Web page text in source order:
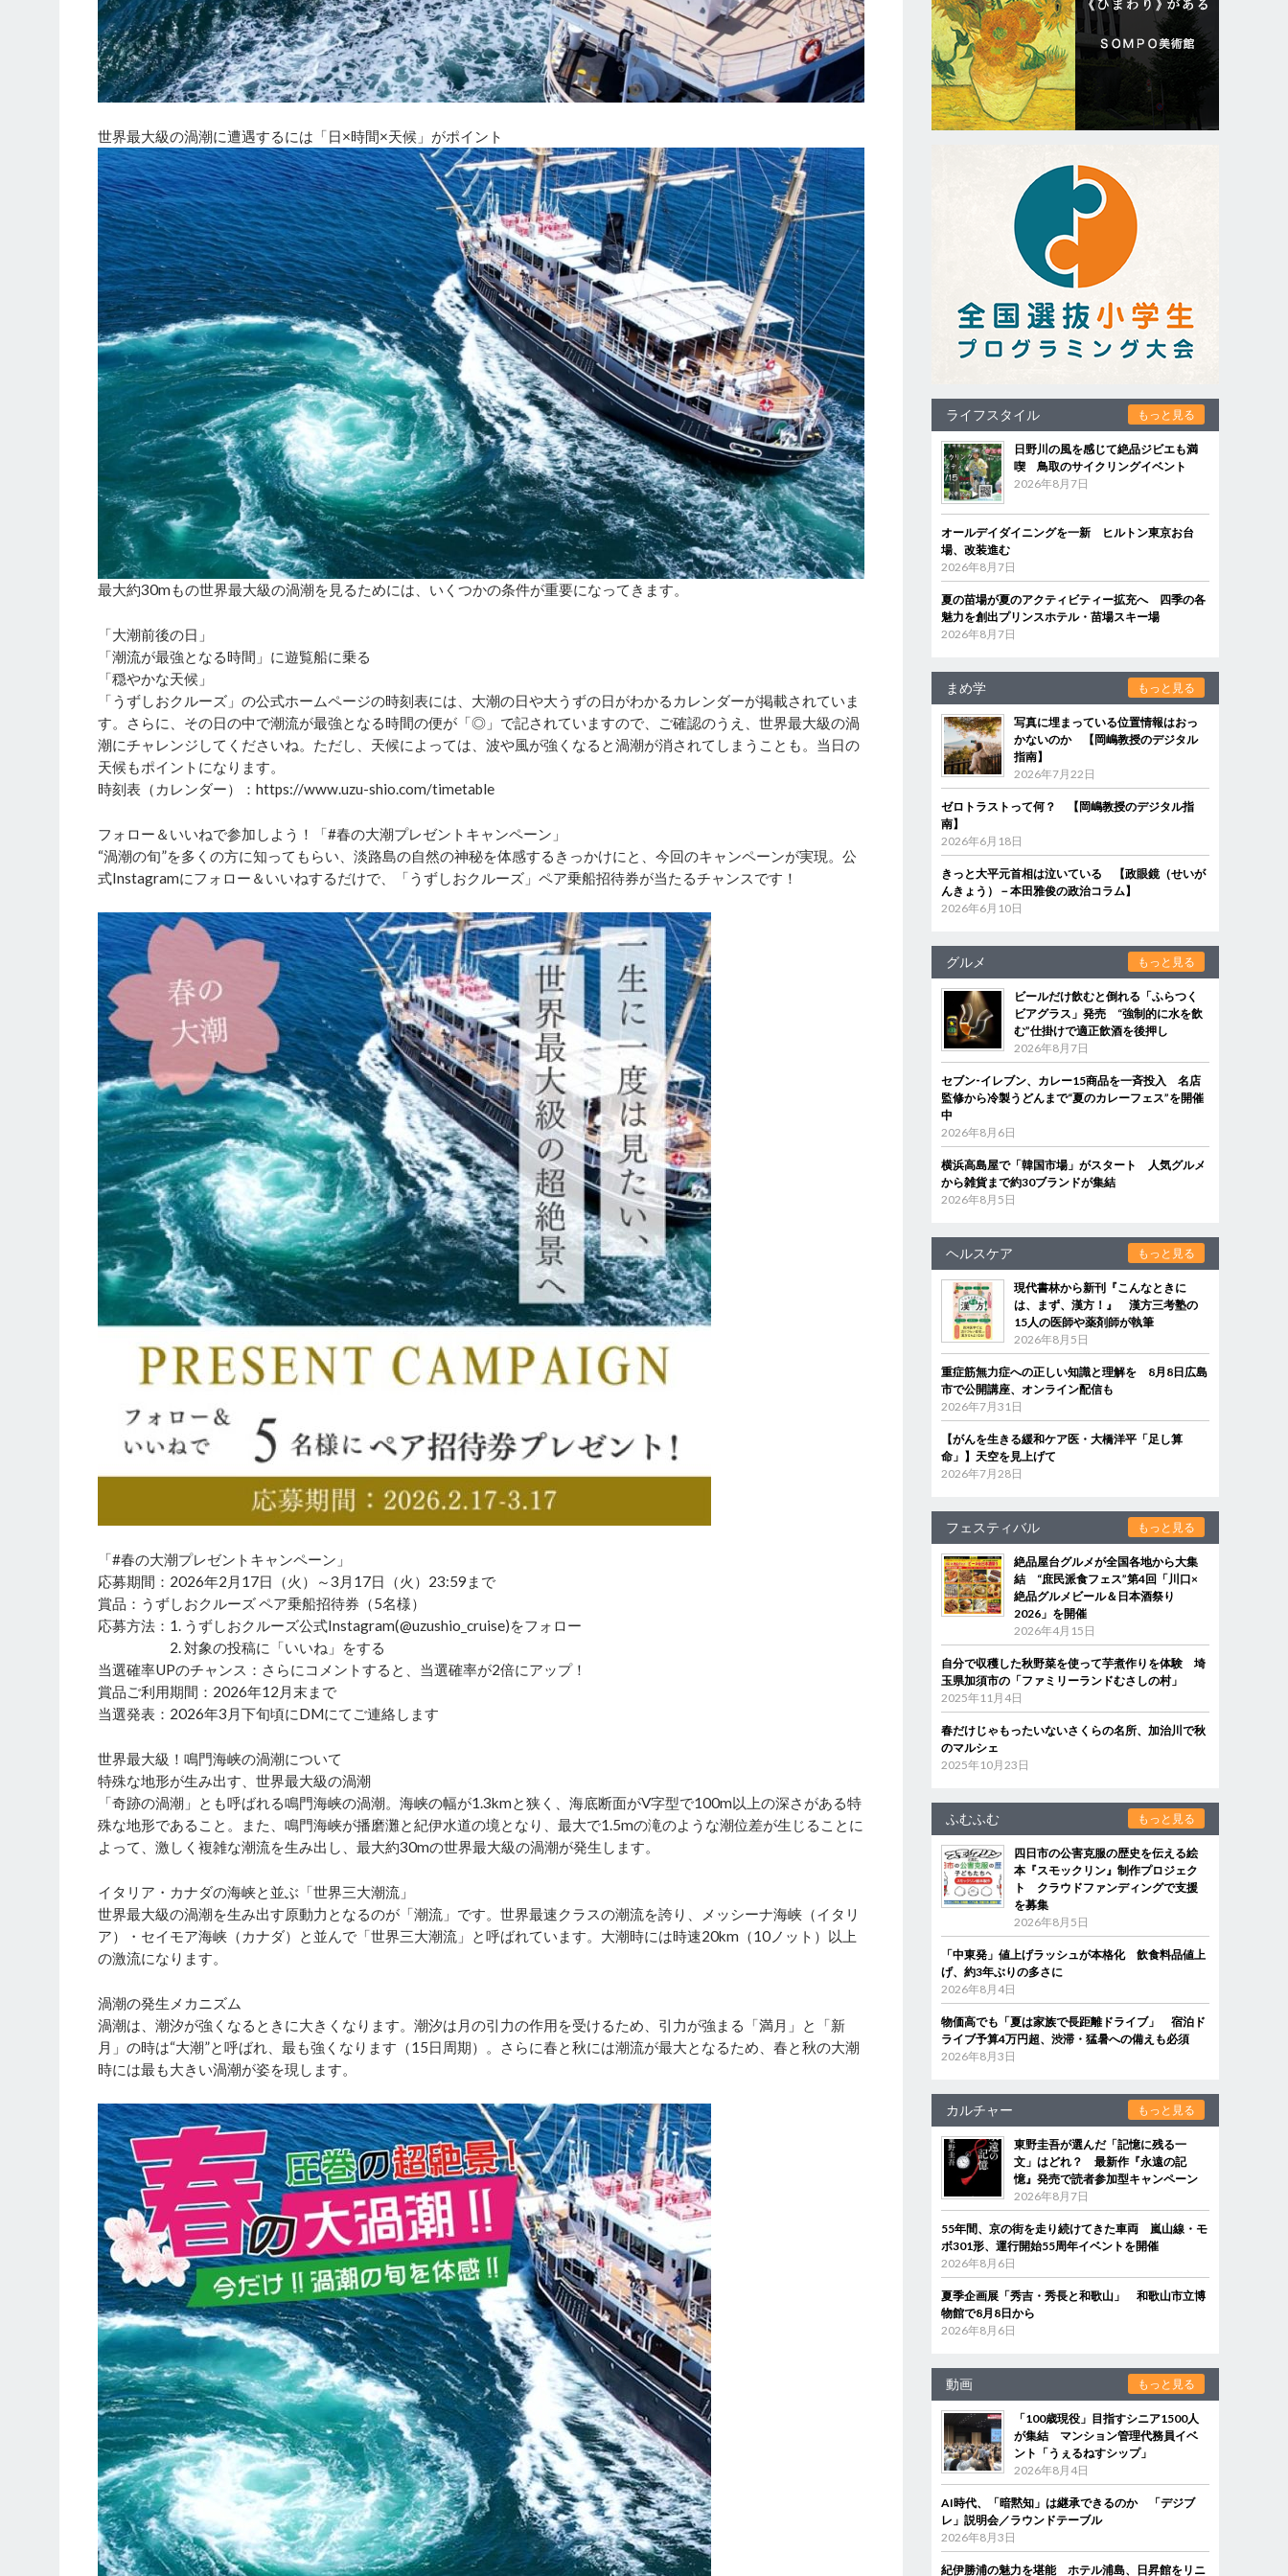
世界最大級の渦潮に遭遇するには「日×時間×天候」がポイント
最大約30mもの世界最大級の渦潮を見るためには、いくつかの条件が重要になってきます。
「大潮前後の日」
「潮流が最強となる時間」に遊覧船に乗る
「穏やかな天候」
「うずしおクルーズ」の公式ホームページの時刻表には、大潮の日や大うずの日がわかるカレンダーが掲載されていま
す。さらに、その日の中で潮流が最強となる時間の便が「◎」で記されていますので、ご確認のうえ、世界最大級の渦
潮にチャレンジしてくださいね。ただし、天候によっては、波や風が強くなると渦潮が消されてしまうことも。当日の
天候もポイントになります。
時刻表（カレンダー）：https://www.uzu-shio.com/timetable
フォロー＆いいねで参加しよう！「#春の大潮プレゼントキャンペーン」
“渦潮の旬”を多くの方に知ってもらい、淡路島の自然の神秘を体感するきっかけにと、今回のキャンペーンが実現。公
式Instagramにフォロー＆いいねするだけで、「うずしおクルーズ」ペア乗船招待券が当たるチャンスです！
「#春の大潮プレゼントキャンペーン」
応募期間：2026年2月17日（火）～3月17日（火）23:59まで
賞品：うずしおクルーズ ペア乗船招待券（5名様）
応募方法：1. うずしおクルーズ公式Instagram(@uzushio_cruise)をフォロー
2. 対象の投稿に「いいね」をする
当選確率UPのチャンス：さらにコメントすると、当選確率が2倍にアップ！
賞品ご利用期間：2026年12月末まで
当選発表：2026年3月下旬頃にDMにてご連絡します
世界最大級！鳴門海峡の渦潮について
特殊な地形が生み出す、世界最大級の渦潮
「奇跡の渦潮」とも呼ばれる鳴門海峡の渦潮。海峡の幅が1.3kmと狭く、海底断面がV字型で100m以上の深さがある特
殊な地形であること。また、鳴門海峡が播磨灘と紀伊水道の境となり、最大で1.5mの滝のような潮位差が生じることに
よって、激しく複雑な潮流を生み出し、最大約30mの世界最大級の渦潮が発生します。
イタリア・カナダの海峡と並ぶ「世界三大潮流」
世界最大級の渦潮を生み出す原動力となるのが「潮流」です。世界最速クラスの潮流を誇り、メッシーナ海峡（イタリ
ア）・セイモア海峡（カナダ）と並んで「世界三大潮流」と呼ばれています。大潮時には時速20km（10ノット）以上
の激流になります。
渦潮の発生メカニズム
渦潮は、潮汐が強くなるときに大きくなります。潮汐は月の引力の作用を受けるため、引力が強まる「満月」と「新
月」の時は“大潮”と呼ばれ、最も強くなります（15日周期）。さらに春と秋には潮流が最大となるため、春と秋の大潮
時には最も大きい渦潮が姿を現します。
ライフスタイル もっと見る
日野川の風を感じて絶品ジビエも満
喫 鳥取のサイクリングイベント
2026年8月7日
オールデイダイニングを一新 ヒルトン東京お台
場、改装進む
2026年8月7日
夏の苗場が夏のアクティビティー拡充へ 四季の各
魅力を創出プリンスホテル・苗場スキー場
2026年8月7日
まめ学 もっと見る
写真に埋まっている位置情報はおっ
かないのか 【岡嶋教授のデジタル
指南】
2026年7月22日
ゼロトラストって何？ 【岡嶋教授のデジタル指
南】
2026年6月18日
きっと大平元首相は泣いている 【政眼鏡（せいが
んきょう）－本田雅俊の政治コラム】
2026年6月10日
グルメ もっと見る
ビールだけ飲むと倒れる「ふらつく
ビアグラス」発売 “強制的に水を飲
む”仕掛けで適正飲酒を後押し
2026年8月7日
セブン‐イレブン、カレー15商品を一斉投入 名店
監修から冷製うどんまで“夏のカレーフェス”を開催
中
2026年8月6日
横浜高島屋で「韓国市場」がスタート 人気グルメ
から雑貨まで約30ブランドが集結
2026年8月5日
ヘルスケア もっと見る
現代書林から新刊『こんなときに
は、まず、漢方！』 漢方三考塾の
15人の医師や薬剤師が執筆
2026年8月5日
重症筋無力症への正しい知識と理解を 8月8日広島
市で公開講座、オンライン配信も
2026年7月31日
【がんを生きる緩和ケア医・大橋洋平「足し算
命」】天空を見上げて
2026年7月28日
フェスティバル もっと見る
絶品屋台グルメが全国各地から大集
結 “庶民派食フェス”第4回「川口×
絶品グルメビール＆日本酒祭り
2026」を開催
2026年4月15日
自分で収穫した秋野菜を使って芋煮作りを体験 埼
玉県加須市の「ファミリーランドむさしの村」
2025年11月4日
春だけじゃもったいないさくらの名所、加治川で秋
のマルシェ
2025年10月23日
ふむふむ もっと見る
四日市の公害克服の歴史を伝える絵
本『スモックリン』制作プロジェク
ト クラウドファンディングで支援
を募集
2026年8月5日
「中東発」値上げラッシュが本格化 飲食料品値上
げ、約3年ぶりの多さに
2026年8月4日
物価高でも「夏は家族で長距離ドライブ」 宿泊ド
ライブ予算4万円超、渋滞・猛暑への備えも必須
2026年8月3日
カルチャー もっと見る
東野圭吾が選んだ「記憶に残る一
文」はどれ？ 最新作『永遠の記
憶』発売で読者参加型キャンペーン
2026年8月7日
55年間、京の街を走り続けてきた車両 嵐山線・モ
ボ301形、運行開始55周年イベントを開催
2026年8月6日
夏季企画展「秀吉・秀長と和歌山」 和歌山市立博
物館で8月8日から
2026年8月6日
動画 もっと見る
「100歳現役」目指すシニア1500人
が集結 マンション管理代務員イベ
ント「うぇるねすシップ」
2026年8月4日
AI時代、「暗黙知」は継承できるのか 「デジブ
レ」説明会／ラウンドテーブル
2026年8月3日
紀伊勝浦の魅力を堪能 ホテル浦島、日昇館をリニ